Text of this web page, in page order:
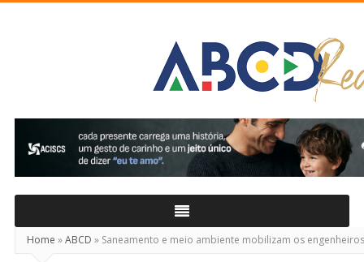
Home »ABCD » Saneamento e meio ambiente mobilizam os